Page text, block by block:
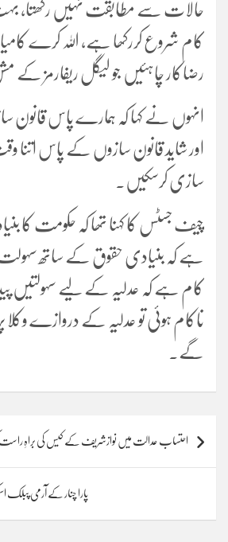
حالات سے مطابقت نہیں رکھتا،
کام شروع کررکھا ہے، اللہ کرے
رضاکار چاہئیں جو لیگل ریفارمز کے
انہوں نے کہا کہ ہمارے پاس قانون
اور شاید قانون سازوں کے پاس اتنا
سازی کرسکیں۔
چیف جسٹس کا کہنا تھا کہ حکومت کا
ہے کہ بنیادی حقوق کے ساتھ
کام ہے کہ عدلیہ کے لیے سہولتیں
ناکام ہوئی تو عدلیہ کے دروازے وکلا
گے۔
navigation
احتساب عدالت میں نوازشریف کے کیس کی براہِ راست
پارا چنار کے آرمی پبلک